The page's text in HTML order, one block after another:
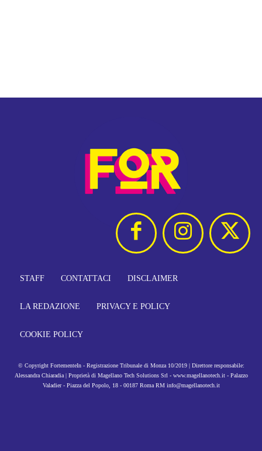
STAFF CONTATTACI DISCLAIMER
LA REDAZIONE PRIVACY E POLICY
COOKIE POLICY
© Copyright FortementeIn - Registrazione Tribunale di Monza 10/2019 | Direttore responsabile:
Alessandra Chiaradia | Proprietà di Magellano Tech Solutions Srl - www.magellanotech.it - Palazzo
Valadier - Piazza del Popolo, 18 - 00187 Roma RM info@magellanotech.it